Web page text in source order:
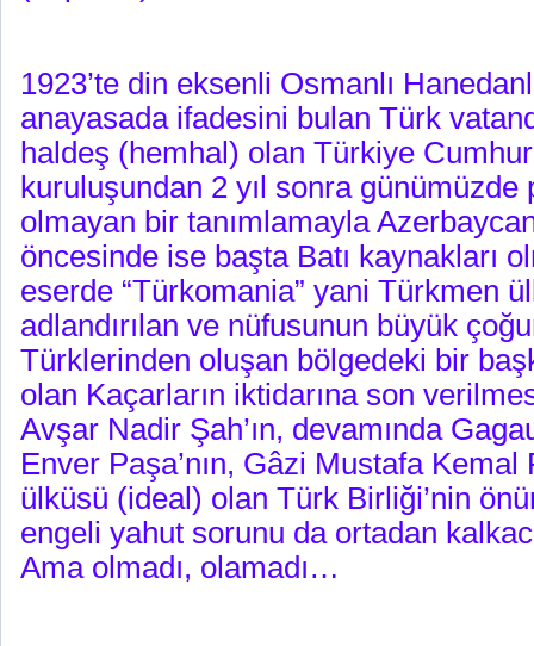
1923’te din eksenli Osmanlı
anayasada ifadesini bulan Türk
haldeş (hemhal) olan Türkiye
kuruluşundan 2 yıl sonra günümüzde
olmayan bir tanımlamayla
öncesinde ise başta Batı kaynakları
eserde “Türkomania” yani Türkmen
adlandırılan ve nüfusunun büyük
Türklerinden oluşan bölgedeki bir
olan Kaçarların iktidarına son
Avşar Nadir Şah’ın, devamında
Enver Paşa’nın, Gâzi Mustafa Kemal
ülküsü (ideal) olan Türk Birliği’nin
engeli yahut sorunu da ortadan
Ama olmadı, olamadı…